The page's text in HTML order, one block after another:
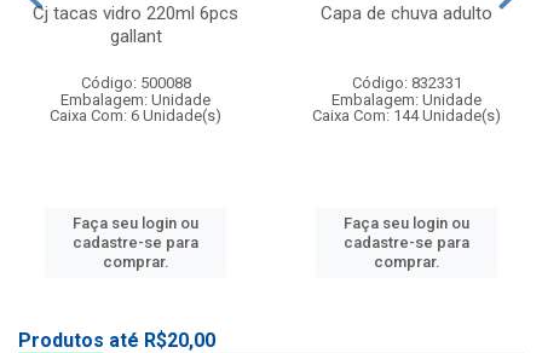
Cj tacas vidro 220ml 6pcs
gallant
Código: 500088
Embalagem: Unidade
Caixa Com: 6 Unidade(s)
Faça seu login ou
cadastre-se para
comprar.
Capa de chuva adulto
Código: 832331
Embalagem: Unidade
Caixa Com: 144 Unidade(s)
Faça seu login ou
cadastre-se para
comprar.
Produtos até R$20,00